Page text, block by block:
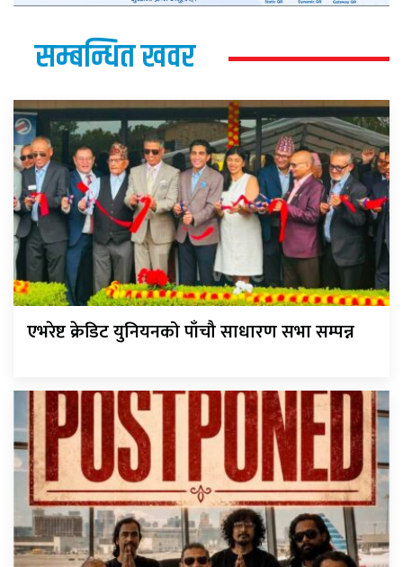
सम्बन्धित खवर
एभरेष्ट क्रेडिट युनियनको पाँचौ साधारण सभा सम्पन्न